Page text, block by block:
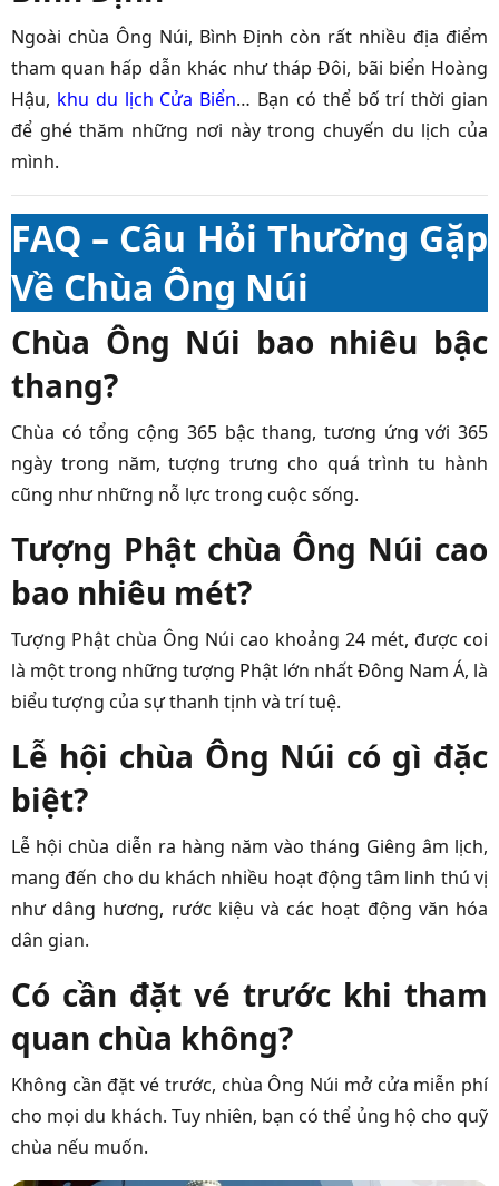
Ngoài chùa Ông Núi, Bình Định còn rất nhiều địa điểm
tham quan hấp dẫn khác như tháp Đôi, bãi biển Hoàng
Hậu, khu du lịch Cửa Biển… Bạn có thể bố trí thời gian
để ghé thăm những nơi này trong chuyến du lịch của
mình.
FAQ – Câu Hỏi Thường Gặp
Về Chùa Ông Núi
Chùa Ông Núi bao nhiêu bậc
thang?
Chùa có tổng cộng 365 bậc thang, tương ứng với 365
ngày trong năm, tượng trưng cho quá trình tu hành
cũng như những nỗ lực trong cuộc sống.
Tượng Phật chùa Ông Núi cao
bao nhiêu mét?
Tượng Phật chùa Ông Núi cao khoảng 24 mét, được coi
là một trong những tượng Phật lớn nhất Đông Nam Á, là
biểu tượng của sự thanh tịnh và trí tuệ.
Lễ hội chùa Ông Núi có gì đặc
biệt?
Lễ hội chùa diễn ra hàng năm vào tháng Giêng âm lịch,
mang đến cho du khách nhiều hoạt động tâm linh thú vị
như dâng hương, rước kiệu và các hoạt động văn hóa
dân gian.
Có cần đặt vé trước khi tham
quan chùa không?
Không cần đặt vé trước, chùa Ông Núi mở cửa miễn phí
cho mọi du khách. Tuy nhiên, bạn có thể ủng hộ cho quỹ
chùa nếu muốn.